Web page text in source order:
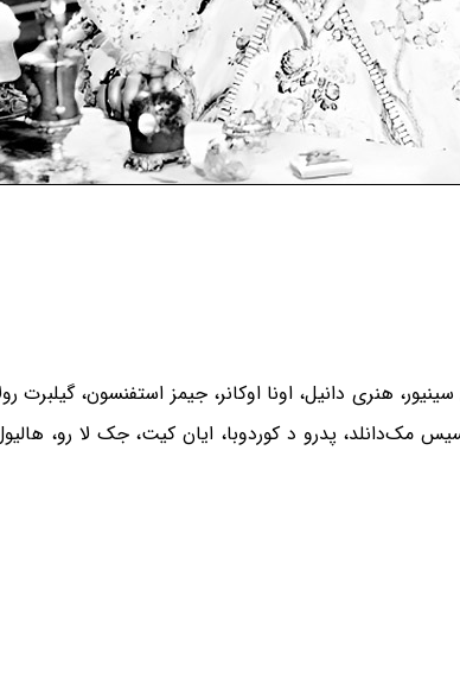
هنری دانیل، اونا اوکانر، جیمز استفنسون، گیلبرت
مک‌دانلد، پدرو د کوردوبا، ایان کیت، جک لا رو،